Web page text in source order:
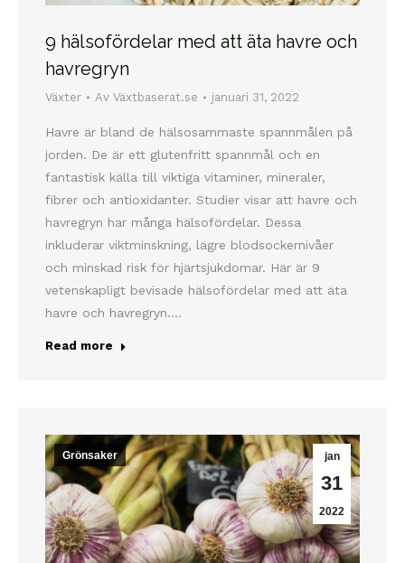
9 hälsofördelar med att äta havre och
havregryn
Växter Av Växtbaserat.se januari 31, 2022
Havre är bland de hälsosammaste spannmålen på
jorden. De är ett glutenfritt spannmål och en
fantastisk källa till viktiga vitaminer, mineraler,
fibrer och antioxidanter. Studier visar att havre och
havregryn har många hälsofördelar. Dessa
inkluderar viktminskning, lägre blodsockernivåer
och minskad risk för hjärtsjukdomar. Här är 9
vetenskapligt bevisade hälsofördelar med att äta
havre och havregryn.…
Read more
jan
31
2022
Grönsaker